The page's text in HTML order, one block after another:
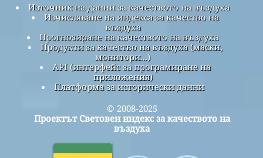
Източник на данни за качеството на въздуха
Изчисляване на индекса за качество на
въздуха
Прогнозиране на качеството на въздуха
Продукти за качество на въздуха (маски,
монитори...)
API (интерфейс за програмиране на
приложения)
Платформа за исторически данни
© 2008-2025
Проектът Световен индекс за качеството на
въздуха